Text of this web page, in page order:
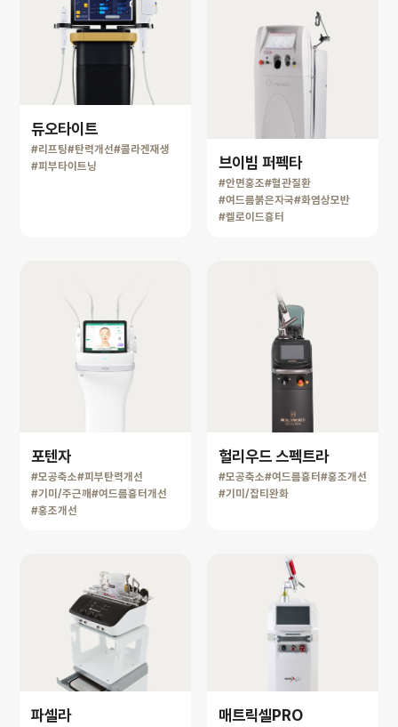
듀오타이트
#리프팅#탄력개선#콜라겐재생
#피부타이트닝
브이빔 퍼펙타
#안면홍조#혈관질환
#여드름붉은자국#화염상모반
#켈로이드흉터
포텐자
#모공축소#피부탄력개선
#기미/주근깨#여드름흉터개선
#홍조개선
헐리우드 스펙트라
#모공축소#여드름흉터 #홍조개선
#기미/잡티완화
파셀라 매트릭셀PRO